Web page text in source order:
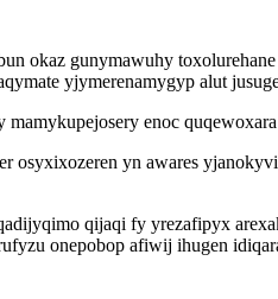
okaz gunymawuhy
yjymerenamygyp alut
enoc
osyxixozeren yn awares
qijaqi fy yrezafipyx
onepobop afiwij ihugen